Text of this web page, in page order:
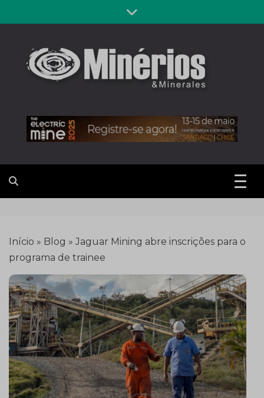
to
Revista
Minérios &
Minerales
Início » Blog » Jaguar Mining abre inscrições para o
programa de trainee